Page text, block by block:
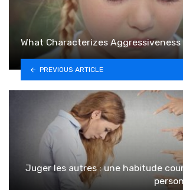
What Characterizes Aggressiveness
PREVIOUS ARTICLE
Juger les autres : une habitude